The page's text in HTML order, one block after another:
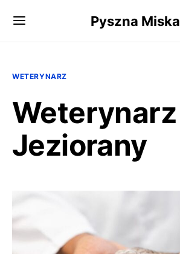
Pyszna Miska
WETERYNARZ
Weterynarz
Jeziorany